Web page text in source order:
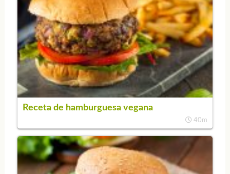
Receta de hamburguesa vegana
40m